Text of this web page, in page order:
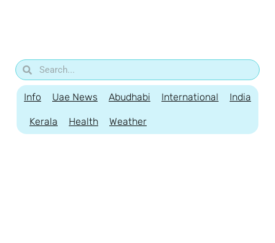
Info Uae News Abudhabi International India
Kerala Health Weather